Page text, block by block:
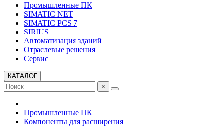
Промышленные ПК
SIMATIC NET
SIMATIC PCS 7
SIRIUS
Автоматизация зданий
Отраслевые решения
Сервис
КАТАЛОГ
×
Промышленные ПК
Компоненты для расширения